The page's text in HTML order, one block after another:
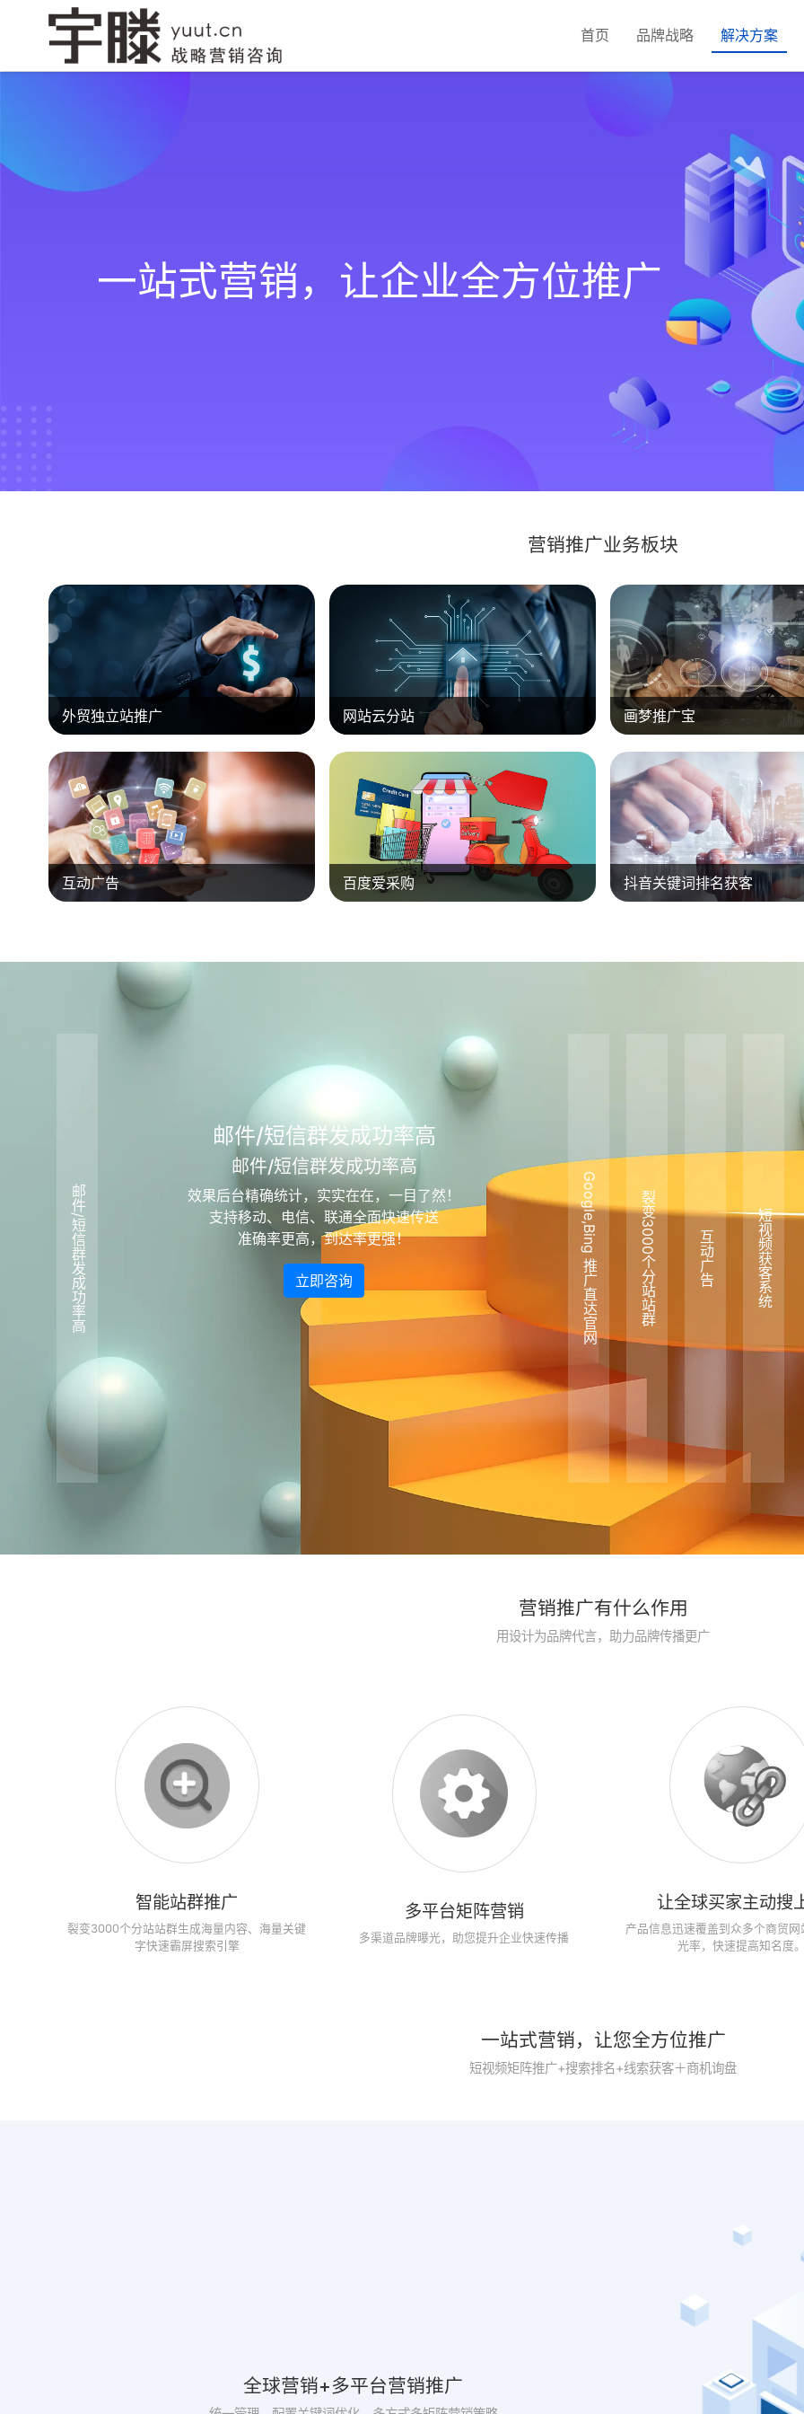
首页 品牌战略 解决方案
H5定制开发
一站式营销，让企业全方位推广
营销推广业务板块
外贸独立站推广 网站云分站 画梦推广宝
互动广告 百度爱采购 抖音关键词排名获客
邮件/短信群发成功率高
邮件/短信群发成功率高
邮件/短信群发成功率高
效果后台精确统计，实实在在，一目了然！
支持移动、电信、联通全面快速传送
准确率更高，到达率更强！
立即咨询 Google,Bing 推广直达官网 裂变3000个分站站群 互动广告 短视频获客系统
营销推广有什么作用
用设计为品牌代言，助力品牌传播更广
智能站群推广
裂变3000个分站站群生成海量内容、海量关键
字快速霸屏搜索引擎
多平台矩阵营销
多渠道品牌曝光，助您提升企业快速传播
让全球买家主动搜
产品信息迅速覆盖到众多个商贸网
光率，快速提高知名度
一站式营销，让您全方位推广
短视频矩阵推广+搜索排名+线索获客＋商机询盘
全球营销+多平台营销推广